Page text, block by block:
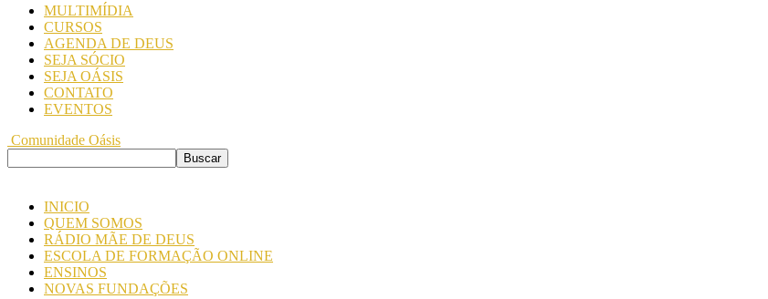
MULTIMÍDIA
CURSOS
AGENDA DE DEUS
SEJA SÓCIO
SEJA OÁSIS
CONTATO
EVENTOS
Comunidade Oásis
INICIO
QUEM SOMOS
RÁDIO MÃE DE DEUS
ESCOLA DE FORMAÇÃO ONLINE
ENSINOS
NOVAS FUNDAÇÕES